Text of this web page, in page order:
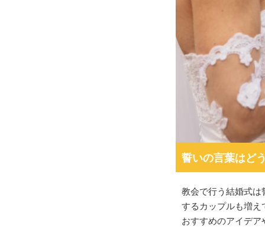
誓いの言葉はど
教会で行う結婚式
するカップルも増え
おすすめのアイデ